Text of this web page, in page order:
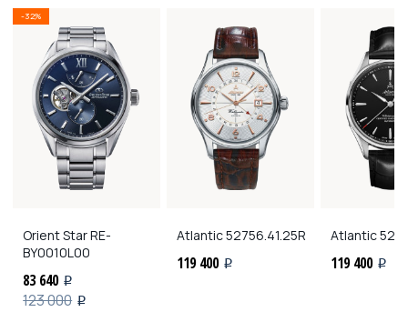
-32%
Orient StarRE-
BY0010L00
83 640 i
123 000 i
Atlantic52756.41.25R
119 400 i
Atlantic
119 400 i